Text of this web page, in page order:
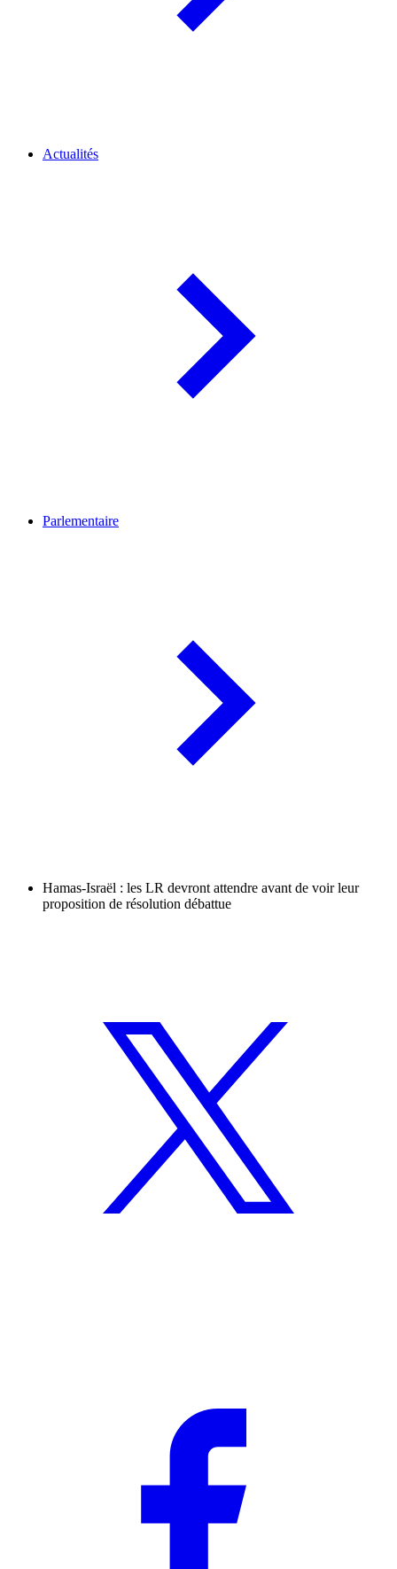
Actualités
Parlementaire
Hamas-Israël : les LR devront attendre avant de voir leur
proposition de résolution débattue